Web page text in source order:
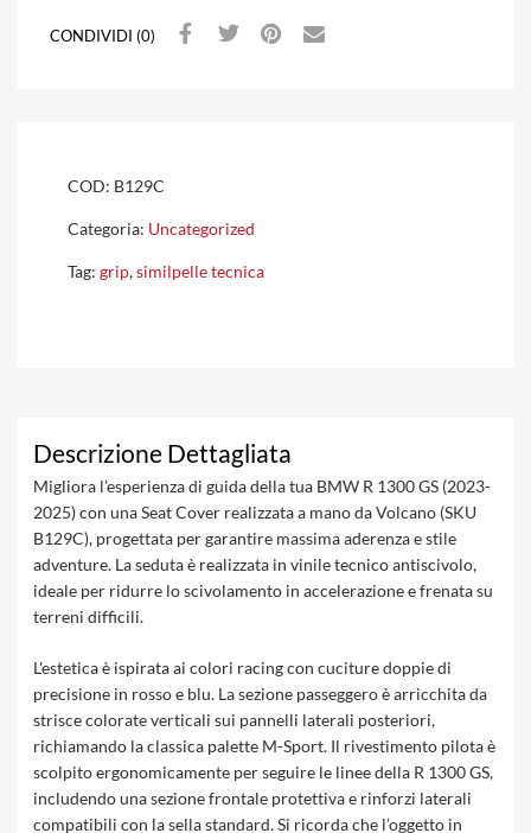
CONDIVIDI (0)
COD: B129C
Categoria: Uncategorized
Tag: grip,similpelle tecnica
Descrizione Dettagliata
Migliora l’esperienza di guida della tua BMW R 1300 GS (2023-
2025) con una Seat Cover realizzata a mano da Volcano (SKU
B129C), progettata per garantire massima aderenza e stile
adventure. La seduta è realizzata in vinile tecnico antiscivolo,
ideale per ridurre lo scivolamento in accelerazione e frenata su
terreni difficili.
L'estetica è ispirata ai colori racing con cuciture doppie di
precisione in rosso e blu. La sezione passeggero è arricchita da
strisce colorate verticali sui pannelli laterali posteriori,
richiamando la classica palette M-Sport. Il rivestimento pilota è
scolpito ergonomicamente per seguire le linee della R 1300 GS,
includendo una sezione frontale protettiva e rinforzi laterali
compatibili con la sella standard. Si ricorda che l’oggetto in